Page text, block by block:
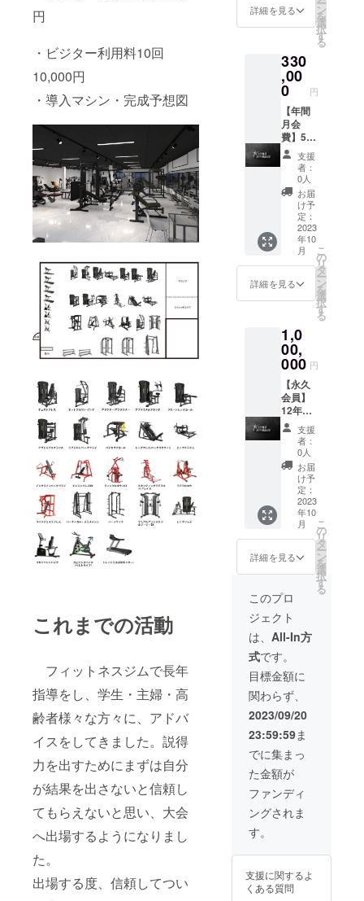
円
・ビジター利用料10回
10,000円
・導入マシン・完成予想図
これまでの活動
フィットネスジムで長年
指導をし、学生・主婦・高
齢者様々な方々に、アドバ
イスをしてきました。説得
力を出すためにまずは自分
が結果を出さないと信頼し
てもらえないと思い、大会
へ出場するようになりまし
た。
出場する度、信頼してつい
をお願
い致し
限2023
年11月
～2024
年4月末
まで
6,000
円、通
円なの
で
21,600
円お得
になり
ます。
詳細を見る ー
ン
を
選
択
す
る
330
,00
0 円
【年間
月会
費】5年
分 5年
分の月
会費を
先にお
支払い
頂くこ
とで、
月々に
換算す
ると
5,500
円、通
円なの
で
66,000
円お得
になり
ます。
支援
者：
0人
お届
け予
定：
2023
年10
月
詳細を見る
こ
の
リ
タ
ー
ン
を
選
択
す
る
1,0
00,
000 円
【永久
会員】
12年で
元が取
れるの
で、長
い目で
見ると
かなり
お得に
なりま
す。 ※
有効期
限2023
年11月
年12月
末まで
支援
者：
0人
お届
け予
定：
2023
年10
月
詳細を見る
こ
の
リ
タ
ー
ン
を
選
択
す
る
このプロ
ジェクト
は、 All-In方
式です。
目標金額に
関わらず、
2023/09/20
23:59:59ま
でに集まっ
た金額が
ファンディ
ングされま
す。
支援に関するよ
くある質問